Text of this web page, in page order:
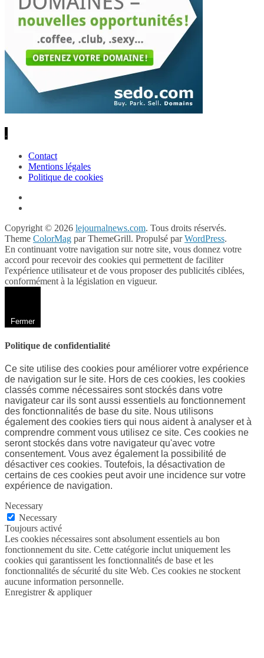
.
Contact
Mentions légales
Politique de cookies
Copyright © 2026 lejournalnews.com. Tous droits réservés.
Theme ColorMag par ThemeGrill. Propulsé parWordPress.
En continuant votre navigation sur notre site, vous donnez votre
accord pour recevoir des cookies qui permettent de faciliter
l'expérience utilisateur et de vous proposer des publicités ciblées,
conformément à la législation en vigueur.
Fermer
Politique de confidentialité
Ce site utilise des cookies pour améliorer votre expérience
de navigation sur le site. Hors de ces cookies, les cookies
classés comme nécessaires sont stockés dans votre
navigateur car ils sont aussi essentiels au fonctionnement
des fonctionnalités de base du site. Nous utilisons
également des cookies tiers qui nous aident à analyser et à
comprendre comment vous utilisez ce site. Ces cookies ne
seront stockés dans votre navigateur qu'avec votre
consentement. Vous avez également la possibilité de
désactiver ces cookies. Toutefois, la désactivation de
certains de ces cookies peut avoir une incidence sur votre
expérience de navigation.
Necessary
Necessary
Toujours activé
Les cookies nécessaires sont absolument essentiels au bon
fonctionnement du site. Cette catégorie inclut uniquement les
cookies qui garantissent les fonctionnalités de base et les
fonctionnalités de sécurité du site Web. Ces cookies ne stockent
aucune information personnelle.
Enregistrer & appliquer